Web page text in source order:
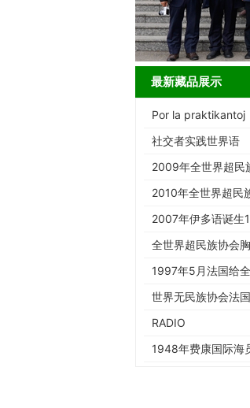
最新藏品展示
Por la praktikantoj
社交者实践世界语
2009年全世界超民
个性邮票
2010年全世界超民
制的个性邮票
2007年伊多语诞生
全世界超民族协会
1997年5月法国给
相）寄资料的信封
世界无民族协会法
片
RADIO
1948年费康国际海